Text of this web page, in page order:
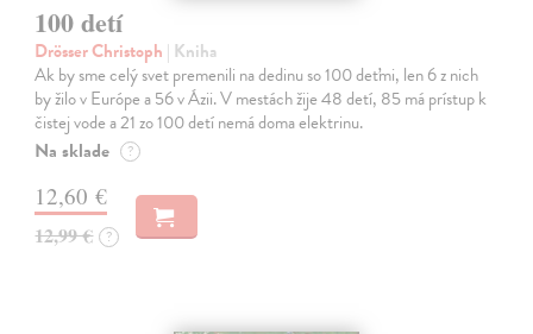
100 detí
Drösser Christoph | Kniha
Ak by sme celý svet premenili na dedinu so 100 deťmi, len 6 z nich
by žilo v Európe a 56 v Ázii. V mestách žije 48 detí, 85 má prístup k
čistej vode a 21 zo 100 detí nemá doma elektrinu.
Na sklade ?
12,60 €
12,99 € ?